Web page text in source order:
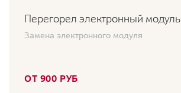
Перегорел электронный модуль
Замена электронного модуля
ОТ 900 РУБ